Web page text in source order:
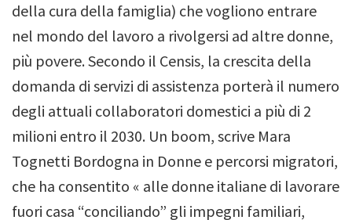
della cura della famiglia) che vogliono entrare
nel mondo del lavoro a rivolgersi ad altre donne,
più povere.Secondo il Censis, la crescita della
domanda di servizi di assistenza porterà il numero
degli attuali collaboratori domestici a più di 2
milioni entro il 2030. Un boom, scrive Mara
Tognetti Bordogna in Donne e percorsi migratori,
che ha consentito « alle donne italiane di lavorare
fuori casa “conciliando” gli impegni familiari,